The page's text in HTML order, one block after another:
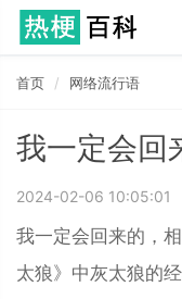
首页 网络流行语
我一定会回
2024-02-06 10:05:01
我一定会回来的，
太狼》中灰太狼的